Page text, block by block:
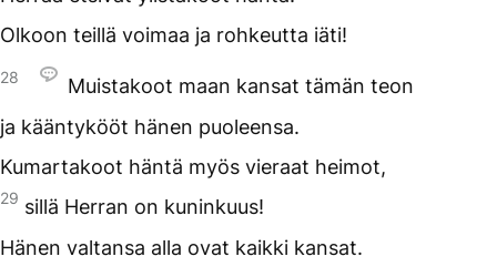
Olkoon teillä voimaa ja rohkeutta iäti!
28
Muistakoot maan kansat tämän teon
ja kääntykööt hänen puoleensa.
Kumartakoot häntä myös vieraat heimot,
29 sillä Herran on kuninkuus!
Hänen valtansa alla ovat kaikki kansat.